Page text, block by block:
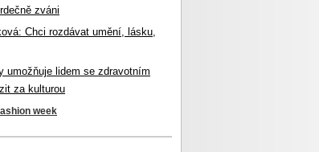
zváni
Chci rozdávat umění, lásku,
umožňuje lidem se zdravotním
za kulturou
week